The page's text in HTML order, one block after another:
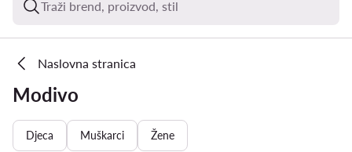
Traži brend, proizvod, stil
Naslovna stranica
Modivo
Djeca Muškarci Žene